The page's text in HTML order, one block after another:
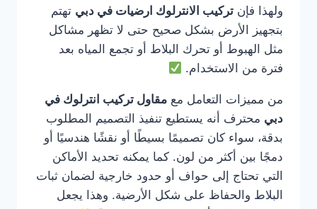
ولهذا فإن تركيب الانترلوك ارضيات في دبي تهتم
بتجهيز الأرض بشكل صحيح حتى لا تظهر مشاكل
مثل الهبوط أو تحرك البلاط أو تجمع المياه بعد
فترة من الاستخدام.
من مميزات التعامل مع مقاول تركيب انترلوك في
دبي محترف أنه يستطيع تنفيذ التصميم المطلوب
بدقة، سواء كان تصميمًا بسيطًا أو نقشًا هندسيًا أو
دمجًا بين أكثر من لون. كما يمكنه تحديد الأماكن
التي تحتاج إلى حواف أو حدود خارجية لضمان ثبات
البلاط والحفاظ على شكل الأرضية. وهذا يجعل